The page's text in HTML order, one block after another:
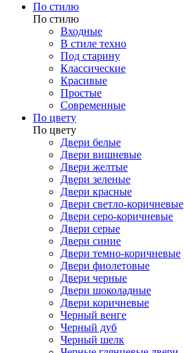
По стилю
По стилю
Входные
В стиле техно
Под старину
Классические
Красивые
Простые
Современные
По цвету
По цвету
Двери белые
Двери вишневые
Двери желтые
Двери зеленые
Двери красные
Двери светло-коричневые
Двери серо-коричневые
Двери серые
Двери синие
Двери темно-коричневые
Двери фиолетовые
Двери черные
Двери шоколадные
Двери коричневые
Черный венге
Черный дуб
Черный шелк